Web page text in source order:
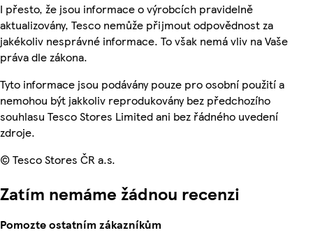
I přesto, že jsou informace o výrobcích pravidelně
aktualizovány, Tesco nemůže přijmout odpovědnost za
jakékoliv nesprávné informace. To však nemá vliv na Vaše
práva dle zákona.
Tyto informace jsou podávány pouze pro osobní použití a
nemohou být jakkoliv reprodukovány bez předchozího
souhlasu Tesco Stores Limited ani bez řádného uvedení
zdroje.
© Tesco Stores ČR a.s.
Zatím nemáme žádnou recenzi
Pomozte ostatním zákazníkům